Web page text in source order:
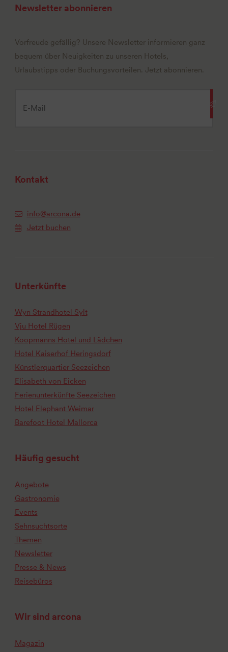
Newsletter abonnieren
Vorfreude gefällig? Unsere Newsletter informieren ganz
bequem über Neuigkeiten zu unseren Hotels,
Urlaubstipps oder Buchungsvorteilen. Jetzt abonnieren.
Kontakt
info@arcona.de
Jetzt buchen
Unterkünfte
Wyn Strandhotel Sylt
Vju Hotel Rügen
Koopmanns Hotel und Lädchen
Hotel Kaiserhof Heringsdorf
Künstlerquartier Seezeichen
Elisabeth von Eicken
Ferienunterkünfte Seezeichen
Hotel Elephant Weimar
Barefoot Hotel Mallorca
Häufig gesucht
Angebote
Gastronomie
Events
Sehnsuchtsorte
Themen
Newsletter
Presse & News
Reisebüros
Wir sind arcona
Magazin